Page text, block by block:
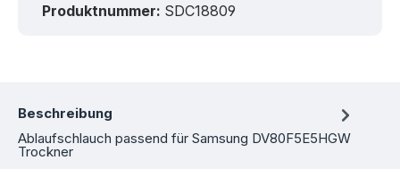
Produktnummer: SDC18809
Beschreibung
Ablaufschlauch passend für Samsung DV80F5E5HGW
Trockner